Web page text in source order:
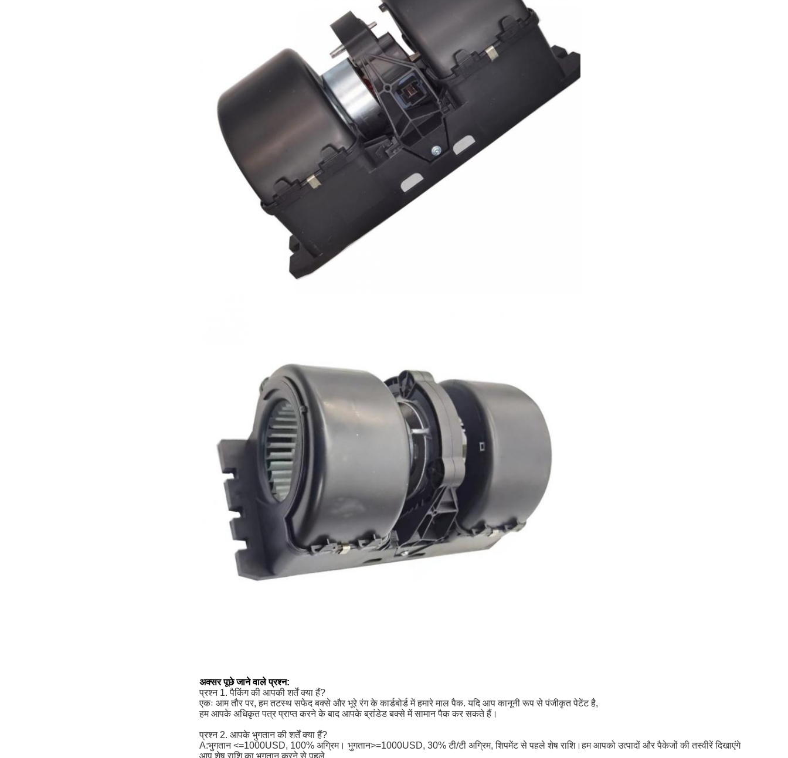
अक्सर पूछे जाने वाले प्रश्न:
प्रश्न 1. पैकिंग की आपकी शर्तें क्या हैं?
एकः आम तौर पर, हम तटस्थ सफेद बक्से और भूरे रंग के कार्डबोर्ड में हमारे माल पैक. यदि आप कानूनी रूप से पंजीकृत पेटेंट है,
हम आपके अधिकृत पत्र प्राप्त करने के बाद आपके ब्रांडेड बक्से में सामान पैक कर सकते हैं।
प्रश्न 2. आपके भुगतान की शर्तें क्या हैं?
A:भुगतान <=1000USD, 100% अग्रिम। भुगतान>=1000USD, 30% टी/टी अग्रिम, शिपमेंट से पहले शेष राशि।हम आपको उत्पादों और पैकेजों की तस्वीरें दिखाएंगे
आप शेष राशि का भुगतान करने से पहले.